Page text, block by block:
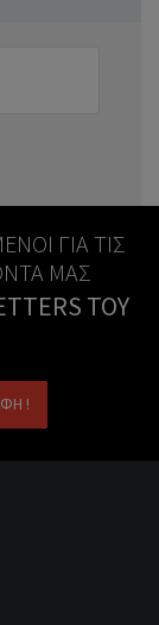
ΓΙΑ ΤΙΣ
ΜΑΣ
ΤΟΥ
!